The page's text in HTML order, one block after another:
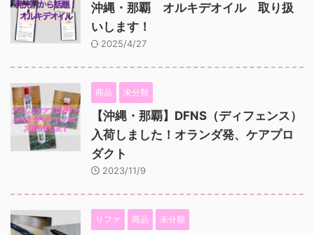
沖縄・那覇 オルキデオイル 取り扱
いします！
2025/4/27
商品 未分類
【沖縄・那覇】DFNS（ディフェンス）
入荷しました！オランダ発、ケアプロ
ダクト
2023/11/9
リファ 商品 未分類